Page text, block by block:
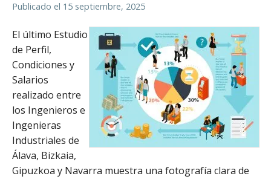
Publicado el 15 septiembre, 2025
El último Estudio
de Perfil,
Condiciones y
Salarios
realizado entre
los Ingenieros e
Ingenieras
Industriales de
Álava, Bizkaia,
Gipuzkoa y Navarra muestra una fotografía clara de